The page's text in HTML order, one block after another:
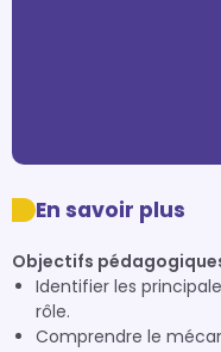
En savoir plus
Objectifs
Identifier les
rôle.
Comprendre le